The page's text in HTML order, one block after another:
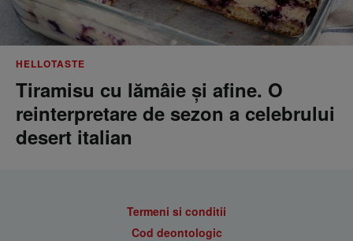
HELLOTASTE
Tiramisu cu lămâie și afine. O
reinterpretare de sezon a celebrului
desert italian
Termeni si conditii
Cod deontologic